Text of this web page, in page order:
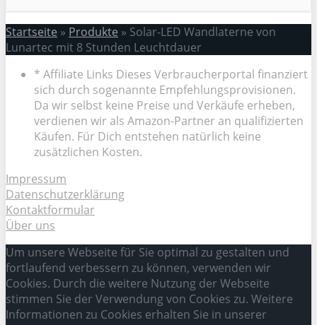
Startseite » Produkte » Solar-LED Wandlaterne von
Lunartec mit 8 Stunden Leuchtdauer
* Affiliate Links Dieses Verbraucherportal finanziert
sich durch sogenannte Empfehlungsprovisionen.
Da wir selbst keine Preise und Verkäufe erheben,
verdienen wir als Amazon-Partner an qualifizierten
Käufen. Für Dich entstehen natürlich keine
zusätzlichen Kosten.
Impressum
Datenschutzerklärung
Kontaktformular
Über uns
Um unsere Webseite für Sie optimal zu gestalten und
fortlaufend verbessern zu können, verwenden wir
Cookies. Durch die weitere Nutzung der Webseite
stimmen Sie der Verwendung von Cookies zu. Weitere
Informationen zu Cookies erhalten Sie in unserer